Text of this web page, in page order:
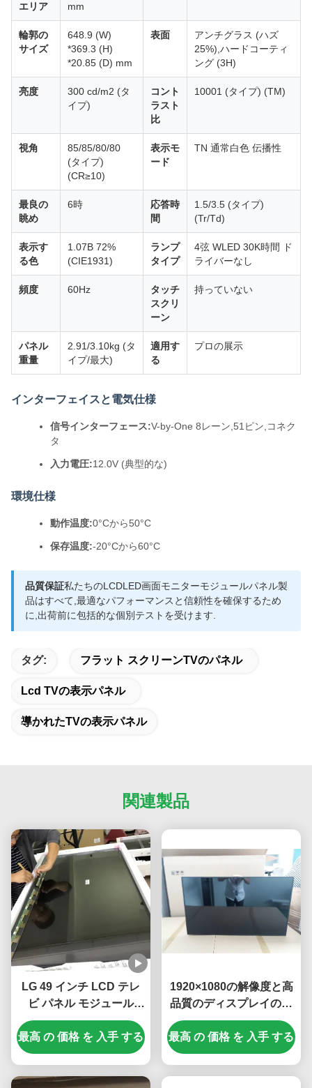
エリア mm
輪郭の
サイズ
648.9 (W)
*369.3 (H)
*20.85 (D) mm
表面
アンチグラス (ハズ
25%),ハードコーティ
ング (3H)
亮度
300 cd/m2 (タ
イプ)
コント
ラスト
比
10001 (タイプ) (TM)
視角
85/85/80/80
(タイプ)
(CR≥10)
表示モ
ード
TN 通常白色 伝播性
最良の
眺め
6時
応答時
間
1.5/3.5 (タイプ)
(Tr/Td)
表示す
る色
1.07B 72%
(CIE1931)
ランプ
タイプ
4弦 WLED 30K時間 ド
ライバーなし
頻度 60Hz
タッチ
スクリ
ーン
持っていない
パネル
重量
2.91/3.10kg (タ
イプ/最大)
適用す
る
プロの展示
インターフェイスと電気仕様
信号インターフェース:V-by-One 8レーン,51ピン,コネク
タ
入力電圧:12.0V (典型的な)
環境仕様
動作温度:0°Cから50°C
保存温度:-20°Cから60°C
品質保証私たちのLCDLED画面モニターモジュールパネル製
品はすべて,最適なパフォーマンスと信頼性を確保するため
に,出荷前に包括的な個別テストを受けます.
タグ: フラット スクリーンTVのパネル
Lcd TVの表示パネル
導かれたTVの表示パネル
関連製品
LG 49 インチ LCD テレ
ビ パネル モジュール
3840*2160 ピクセル解像
度と 100 PIN UHD ディ
スプレイ
最高 の 価格 を 入手 する
1920×1080の解像度と高
品質のディスプレイのた
めの16.7Mのカラーを持
つワイドスクリーンLCD
テレビパネル
最高 の 価格 を 入手 する